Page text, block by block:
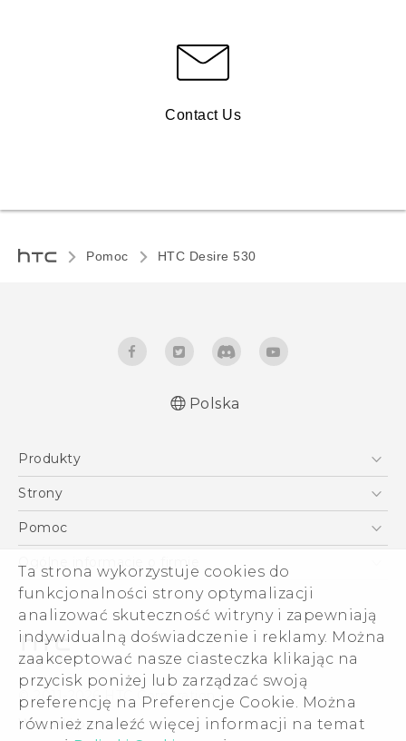
Ta strona wykorzystuje cookies do
funkcjonalności strony optymalizacji
analizować skuteczność witryny i zapewniają
indywidualną doświadczenie i reklamy. Można
zaakceptować nasze ciasteczka klikając na
przycisk poniżej lub zarządzać swoją
preferencję na Preferencje Cookie. Można
również znaleźć więcej informacji na temat
Contact Us
Pomoc HTC Desire 530‎
English - Quick start guide
Polska
Produkty
Smartfony
VIVE
Akcesoria
Strony
HTC Vive
Pomoc
Pomoc E-commerce
Ogólne informacje o firmie
ESG
Informacje o firmie
Dla inwestorów (angielski)
Cookie Preferences
Kariera
Security and Privacy Whitepaper
© 2011-2026 HTC Corporation
Warunki prawne